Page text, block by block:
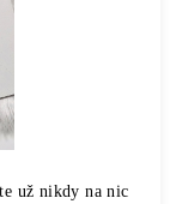
už nikdy na nic